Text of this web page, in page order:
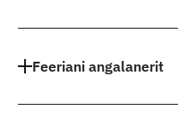
Feeriani angalanerit